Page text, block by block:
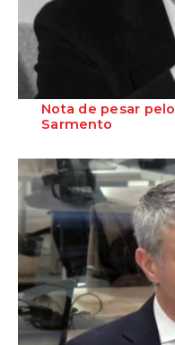
Nota de pesar
Sarmento
de Joaquim Sarmento, aos